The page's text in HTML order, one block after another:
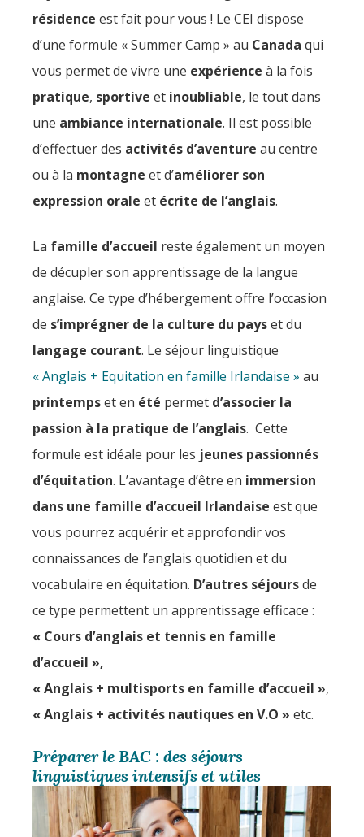
résidence est fait pour vous ! Le CEI dispose
d’une formule « Summer Camp » au Canada qui
vous permet de vivre une expérience à la fois
pratique, sportive et inoubliable, le tout dans
une ambiance internationale. Il est possible
d’effectuer des activités d’aventure au centre
ou à la montagne et d’améliorer son
expression orale et écrite de l’anglais.
La famille d’accueil reste également un moyen
de décupler son apprentissage de la langue
anglaise. Ce type d’hébergement offre l’occasion
de s’imprégner de la culture du payset du
langage courant. Le séjour linguistique
« Anglais + Equitation en famille Irlandaise » au
printempset en été permet d’associer la
passion à la pratique de l’anglais. Cette
formule est idéale pour les jeunes passionnés
d’équitation. L’avantage d’être en immersion
dans une famille d’accueil Irlandaise est que
vous pourrez acquérir et approfondir vos
connaissances de l’anglais quotidien et du
vocabulaire en équitation. D’autres séjoursde
ce type permettent un apprentissage efficace :
« Cours d’anglais et tennis en famille
d’accueil »,
«Anglais + multisports en famille d’accueil »,
« Anglais + activités nautiques en V.O » etc.
Préparer le BAC : des séjours
linguistiques intensifs et utiles